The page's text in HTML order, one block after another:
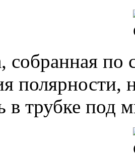
собранная по
полярности,
в трубке под